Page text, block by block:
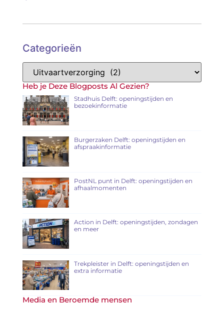
Categorieën
Heb je Deze Blogposts Al Gezien?
Stadhuis Delft: openingstijden en
bezoekinformatie
Burgerzaken Delft: openingstijden en
afspraakinformatie
PostNL punt in Delft: openingstijden en
afhaalmomenten
Action in Delft: openingstijden, zondagen
en meer
Trekpleister in Delft: openingstijden en
extra informatie
Media en Beroemde mensen